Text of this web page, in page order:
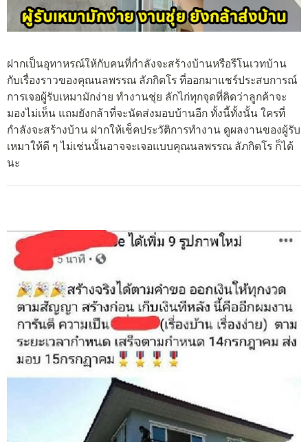
ฝากเป็นอุทาหรณ์ให้กับคนที่กำลังจะสร้างบ้านหรือรีโนเวทบ้าน
กับเรื่องราวของคุณนลพรรณ ลัภกิตโร ที่ออกมาแชร์ประสบการณ์
การเจอผู้รับเหมามักง่าย ทำงานชุ่ย ลักไก่ทุกจุดที่คิดว่าลูกค้าจะ
มองไม่เห็น แถมยังกล้าที่จะนัดส่งมอบบ้านอีก ทั้งนี้ทั้งนั้น ใครที่
กำลังจะสร้างบ้าน ฝากให้เช็คประวัติการทำงาน ดูผลงานของผู้รับ
เหมาให้ดี ๆ ไม่เช่นนั้นอาจจะเจอแบบคุณนลพรรณ ลัภกิตโร ก็ได้
นะ